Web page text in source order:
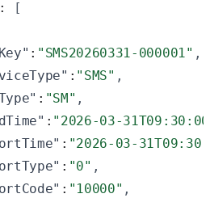
: [
: "SMS20260331-000001" ,
: "SMS" ,
: "SM" ,
: "2026-03-
: "2026-03-
: "0" ,
: "10000" ,